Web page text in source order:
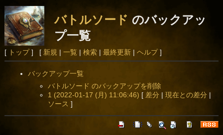
バトルソード のバックアッ
プ一覧
[ トップ] [ 新規 | 一覧 | 検索| 最終更新| ヘルプ]
バックアップ一覧
バトルソード のバックアップを削除
1 (2022-01-17 (月) 11:06:46) [ 差分 |現在との差分 |
ソース ]